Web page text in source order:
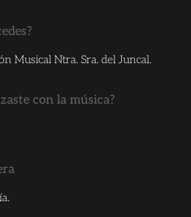
Musical Ntra. Sra. del Juncal.
con la música?